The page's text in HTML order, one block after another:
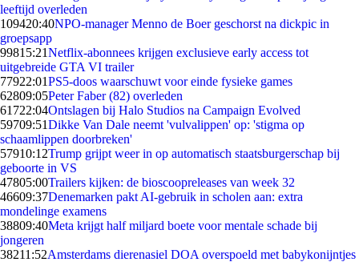
leeftijd overleden
109420:40NPO-manager Menno de Boer geschorst na dickpic in
groepsapp
99815:21Netflix-abonnees krijgen exclusieve early access tot
uitgebreide GTA VI trailer
77922:01PS5-doos waarschuwt voor einde fysieke games
62809:05Peter Faber (82) overleden
61722:04Ontslagen bij Halo Studios na Campaign Evolved
59709:51Dikke Van Dale neemt 'vulvalippen' op: 'stigma op
schaamlippen doorbreken'
57910:12Trump grijpt weer in op automatisch staatsburgerschap bij
geboorte in VS
47805:00Trailers kijken: de bioscoopreleases van week 32
46609:37Denemarken pakt AI-gebruik in scholen aan: extra
mondelinge examens
38809:40Meta krijgt half miljard boete voor mentale schade bij
jongeren
38211:52Amsterdams dierenasiel DOA overspoeld met babykonijntjes